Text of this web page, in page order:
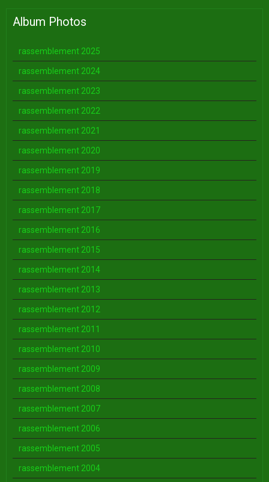
Album Photos
rassemblement 2025
rassemblement 2024
rassemblement 2023
rassemblement 2022
rassemblement 2021
rassemblement 2020
rassemblement 2019
rassemblement 2018
rassemblement 2017
rassemblement 2016
rassemblement 2015
rassemblement 2014
rassemblement 2013
rassemblement 2012
rassemblement 2011
rassemblement 2010
rassemblement 2009
rassemblement 2008
rassemblement 2007
rassemblement 2006
rassemblement 2005
rassemblement 2004